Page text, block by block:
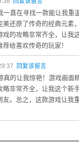
直在寻找一款能让我重
还原了传奇的经典元素
戏的攻略非常齐全，让我
给喜欢传奇的玩家！
回复该留言
的让我惊艳！游戏画面
非常齐全，让我这个新
。总之，这款游戏让我